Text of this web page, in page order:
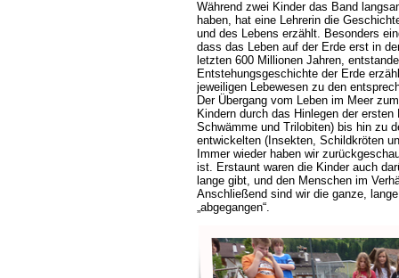
Während zwei Kinder das Band
haben, hat eine Lehrerin die
und des Lebens erzählt. Besonders
dass das Leben auf der Erde erst in
letzten 600 Millionen Jahren,
Entstehungsgeschichte der Erde
jeweiligen Lebewesen zu den
Der Übergang vom Leben im Meer
Kindern durch das Hinlegen der
Schwämme und Trilobiten) bis hin zu
entwickelten (Insekten, Schildkröten
Immer wieder haben wir
ist. Erstaunt waren die Kinder auch
lange gibt, und den Menschen im
Anschließend sind wir die ganze,
abgegangen“.